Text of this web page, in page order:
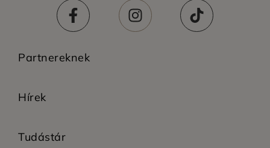
Partnereknek
Hírek
Tudástár